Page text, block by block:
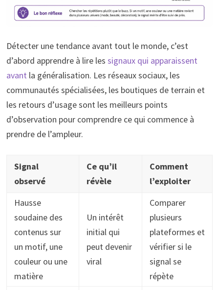
Détecter une tendance avant tout le monde, c’est
d’abord apprendre à lire les signaux qui apparaissent
avant la généralisation. Les réseaux sociaux, les
communautés spécialisées, les boutiques de terrain et
les retours d’usage sont les meilleurs points
d’observation pour comprendre ce qui commence à
prendre de l’ampleur.
Signal
observé
Ce qu’il
révèle
Comment
l’exploiter
Hausse
soudaine des
contenus sur
un motif, une
couleur ou une
matière
Un intérêt
initial qui
peut devenir
viral
Comparer
plusieurs
plateformes et
vérifier si le
signal se
répète